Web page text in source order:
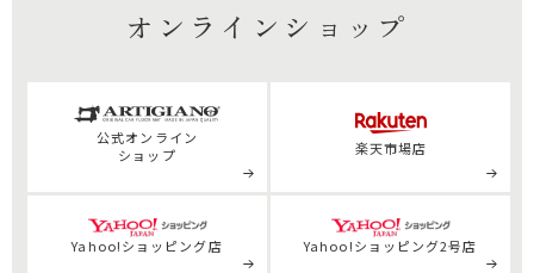
オンラインショップ
公式オンライン
ショップ
楽天市場店
Yahoo!ショッピング店 Yahoo!ショッピング2号店